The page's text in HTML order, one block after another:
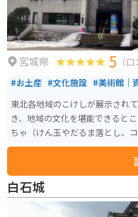
宮城県 5 （
#お土産 #文化施設 #美術館｜
東北各地域のこけしが展示され
き、地域の文化を堪能できると
ちゃ（けん玉やだるま落とし、
白石城